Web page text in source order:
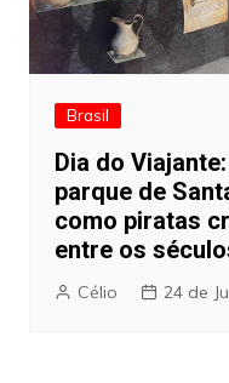
Brasil
Dia do
parque de
como piratas
entre os
Célio 24 de